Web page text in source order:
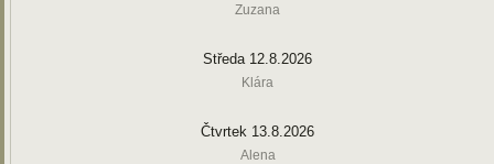
Zuzana
Středa 12.8.2026
Klára
Čtvrtek 13.8.2026
Alena